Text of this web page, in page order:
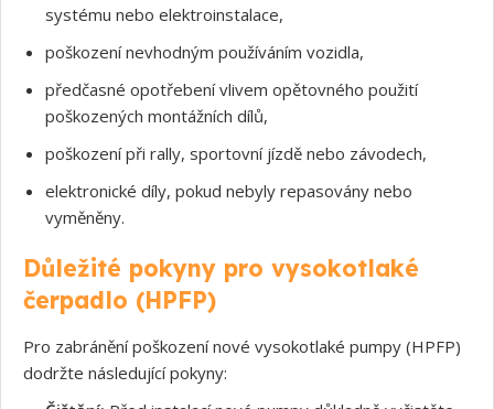
systému nebo elektroinstalace,
poškození nevhodným používáním vozidla,
předčasné opotřebení vlivem opětovného použití
poškozených montážních dílů,
poškození při rally, sportovní jízdě nebo závodech,
elektronické díly, pokud nebyly repasovány nebo
vyměněny.
Důležité pokyny pro vysokotlaké
čerpadlo (HPFP)
Pro zabránění poškození nové vysokotlaké pumpy (HPFP)
dodržte následující pokyny: